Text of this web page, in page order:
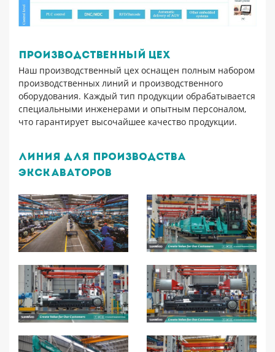
Производственный цех
Наш производственный цех оснащен полным набором
производственных линий и производственного
оборудования. Каждый тип продукции обрабатывается
специальными инженерами и опытным персоналом,
что гарантирует высочайшее качество продукции.
Линия для производства
экскаваторов